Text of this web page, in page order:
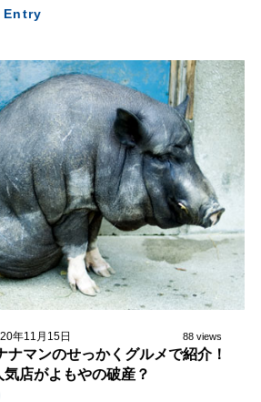
Entry
年11月15日 88 views
ナマンのせっかくグルメで紹介！
店がよもやの破産？